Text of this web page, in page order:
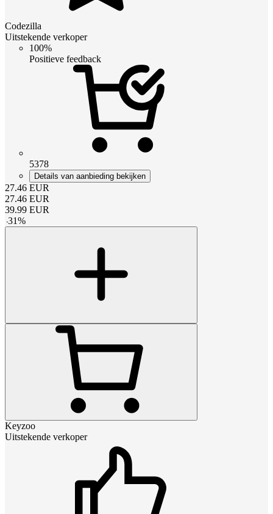
Codezilla
Uitstekende verkoper
100%
Positieve feedback
5378
Details van aanbieding bekijken
27.46 EUR
27.46 EUR
39.99 EUR
-31%
Keyzoo
Uitstekende verkoper